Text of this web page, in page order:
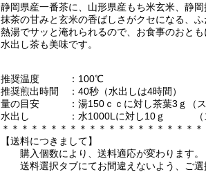
静岡県産一番茶に、山形県産もち米玄米、静岡
抹茶の甘みと玄米の香ばしさがクセになる、
熱湯でサッと淹れられるので、お食事のおとも
水出し茶も美味です。
推奨温度 ：100℃
推奨煎出時間 ：40秒（水出しは4時間）
量の目安 ：湯150ｃｃに対し茶葉3ｇ（ス
水出し ：水1000Lに対し10ｇ （スプ
＊＊＊＊＊＊＊＊＊＊＊＊＊＊＊＊＊＊＊＊
【送料につきまして】
購入個数により、送料適応が変わります。
送料選択タブにてお間違えないよう、ご選